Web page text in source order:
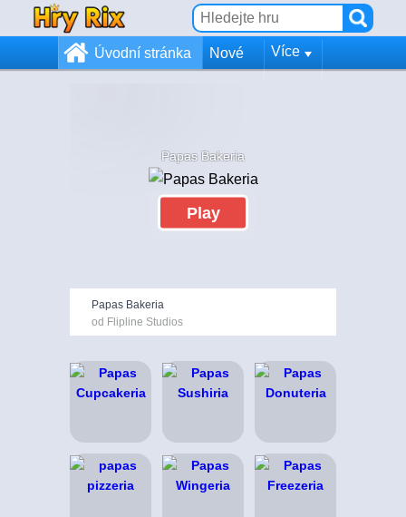
Úvodní stránka Nové Více
Papas Bakeria
Play
Papas Bakeria
od Flipline Studios